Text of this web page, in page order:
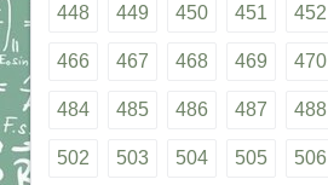
448 449 450 451 452
466 467 468 469 470
484 485 486 487 488
502 503 504 505 506